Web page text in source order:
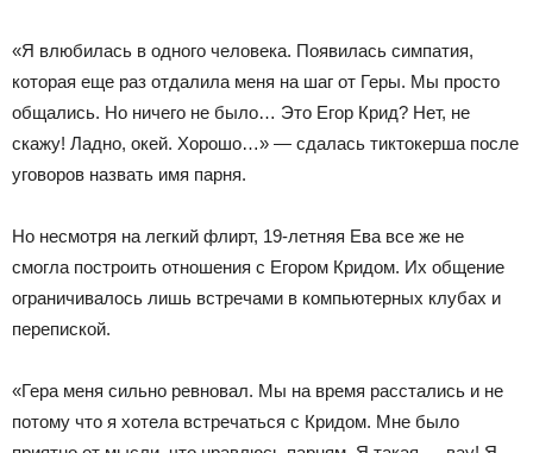
«Я влюбилась в одного человека. Появилась симпатия,
которая еще раз отдалила меня на шаг от Геры. Мы просто
общались. Но ничего не было… Это Егор Крид? Нет, не
скажу! Ладно, окей. Хорошо…» — сдалась тиктокерша после
уговоров назвать имя парня.
Но несмотря на легкий флирт, 19-летняя Ева все же не
смогла построить отношения с Егором Кридом. Их общение
ограничивалось лишь встречами в компьютерных клубах и
перепиской.
«Гера меня сильно ревновал. Мы на время расстались и не
потому что я хотела встречаться с Кридом. Мне было